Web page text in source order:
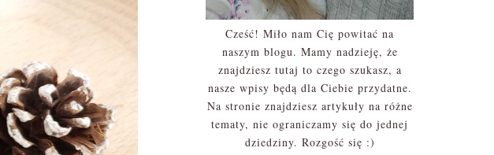
Cześć! Miło nam Cię powitać na
naszym blogu. Mamy nadzieję, że
znajdziesz tutaj to czego szukasz, a
nasze wpisy będą dla Ciebie przydatne.
Na stronie znajdziesz artykuły na różne
tematy, nie ograniczamy się do jednej
dziedziny. Rozgość się :)